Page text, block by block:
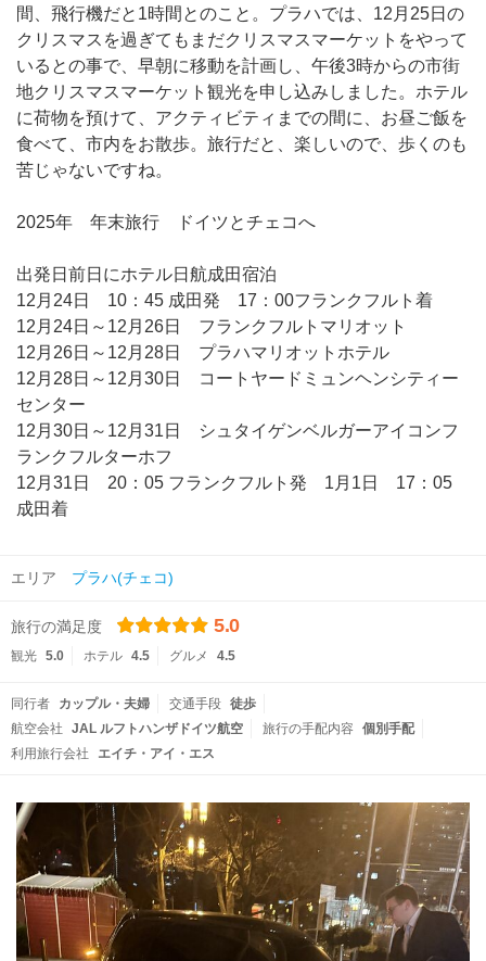
間、飛行機だと1時間とのこと。プラハでは、12月25日の
クリスマスを過ぎてもまだクリスマスマーケットをやって
いるとの事で、早朝に移動を計画し、午後3時からの市街
地クリスマスマーケット観光を申し込みしました。ホテル
に荷物を預けて、アクティビティまでの間に、お昼ご飯を
食べて、市内をお散歩。旅行だと、楽しいので、歩くのも
苦じゃないですね。
2025年 年末旅行 ドイツとチェコへ
出発日前日にホテル日航成田宿泊
12月24日 10：45 成田発 17：00フランクフルト着
12月24日～12月26日 フランクフルトマリオット
12月26日～12月28日 プラハマリオットホテル
12月28日～12月30日 コートヤードミュンヘンシティー
センター
12月30日～12月31日 シュタイゲンベルガーアイコンフ
ランクフルターホフ
12月31日 20：05 フランクフルト発 1月1日 17：05
成田着
エリア プラハ(チェコ)
旅行の満足度 5.0
観光 5.0 ホテル 4.5 グルメ 4.5
同行者 カップル・夫婦 交通手段 徒歩
航空会社
JAL ルフトハンザドイツ航空 旅行の手配内容
個別手配
利用旅行会社
エイチ・アイ・エス